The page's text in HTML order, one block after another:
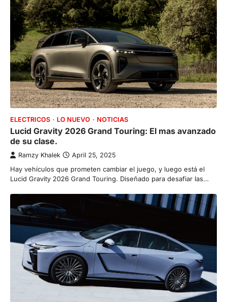
ELECTRICOS LO NUEVO NOTICIAS
Lucid Gravity 2026 Grand Touring: El mas avanzado
de su clase.
Ramzy Khalek April 25, 2025
Hay vehículos que prometen cambiar el juego, y luego está el
Lucid Gravity 2026 Grand Touring. Diseñado para desafiar las…